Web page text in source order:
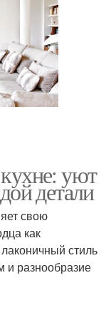
уют
детали
свою
как
стиль
и разнообразие